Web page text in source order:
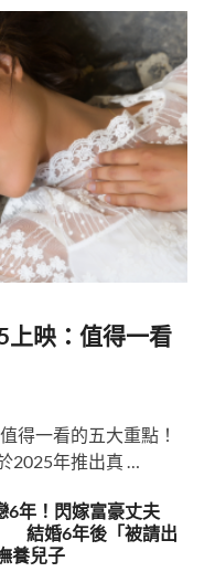
上映：值得一看
得一看的五大重點！
2025年推出真 …
6年！閃嫁富豪丈夫
結婚6年後「被請出
養兒子